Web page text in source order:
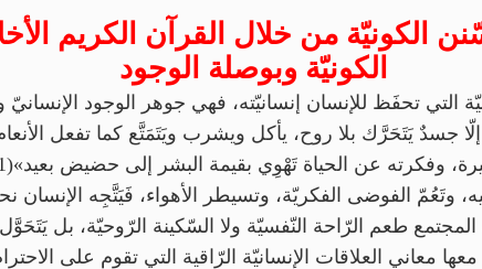
الكونيّة من خلال القرآن الكريم
الكونيّة وبوصلة الوجود
التي تحفَظ للإنسان إنسانيّته، فهي جوهر الوجود الإنسانيّ
إلّا جسدٌ يَتَحَرَّك بلا روح، يأكل ويشرب ويَتَمَتَّع كما تفعل
وتَعُمّ الفوضى الفكريّة، وتسيطر الأهواء، فَيَتَّجِه الإنسان
المجتمع طعم الرّاحة النّفسيّة ولا السّكينة الرّوحيّة، بل
معاني العلاقات الإنسانيّة الرّاقية التي تقوم على